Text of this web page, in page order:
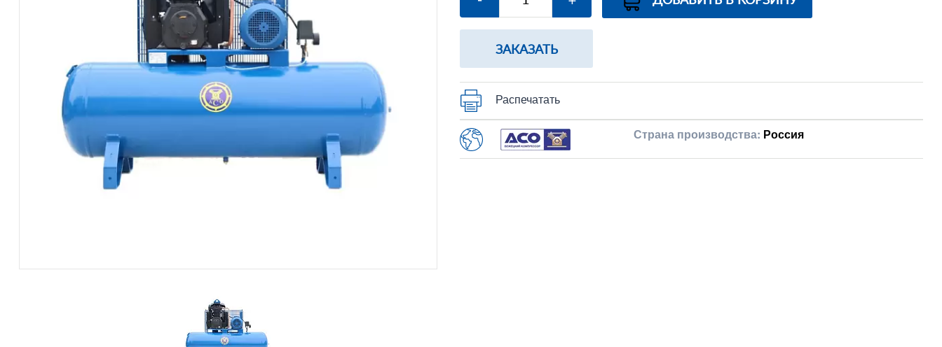
ЗАКАЗАТЬ
Распечатать
Страна производства: Россия